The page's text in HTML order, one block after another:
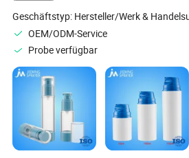
Geschäftstyp: Hersteller/Werk &
OEM/ODM-Service
Probe verfügbar